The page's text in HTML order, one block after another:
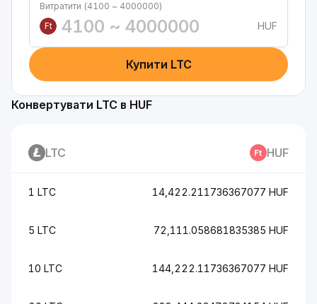
Витратити (4100 ~ 4000000)
Ft
HUF
Купити LTC
Конвертувати LTC в HUF
LTC HUF
1 LTC 14,422.211736367077 HUF
5 LTC 72,111.058681835385 HUF
10 LTC 144,222.11736367077 HUF